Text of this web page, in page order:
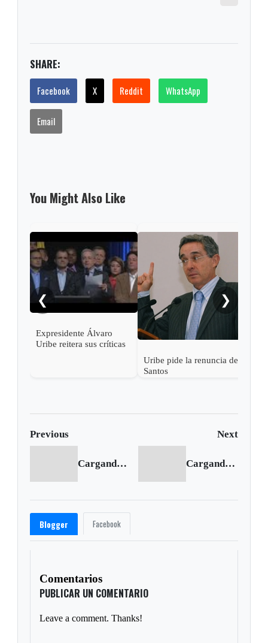
SHARE:
Facebook X Reddit WhatsApp
Email
You Might Also Like
❮
Expresidente Álvaro
Uribe reitera sus críticas
Uribe pide la renuncia de
Santos
❯
Previous Next
Cargando anterior... Cargando siguiente...
Blogger Facebook
Comentarios
PUBLICAR UN COMENTARIO
Leave a comment. Thanks!